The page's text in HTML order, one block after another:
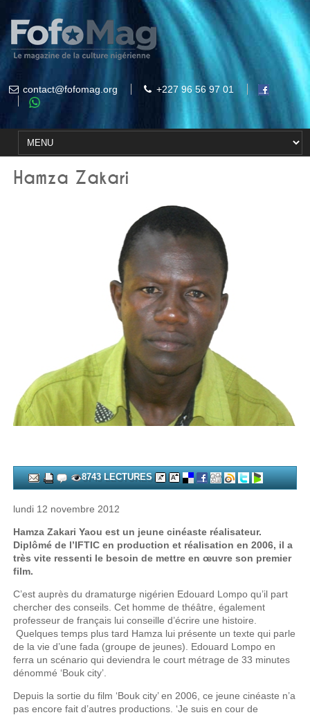
contact@fofomag.org +227 96 56 97 01
Hamza Zakari
8743 LECTURES
lundi 12 novembre 2012
Hamza Zakari Yaou est un jeune cinéaste réalisateur.
Diplômé de l’IFTIC en production et réalisation en 2006, il a
très vite ressenti le besoin de mettre en œuvre son premier
film.
C’est auprès du dramaturge nigérien Edouard Lompo qu’il part
chercher des conseils. Cet homme de théâtre, également
professeur de français lui conseille d’écrire une histoire.
Quelques temps plus tard Hamza lui présente un texte qui parle
de la vie d’une fada (groupe de jeunes). Edouard Lompo en
ferra un scénario qui deviendra le court métrage de 33 minutes
dénommé ‘Bouk city’.
Depuis la sortie du film ‘Bouk city’ en 2006, ce jeune cinéaste n’a
pas encore fait d’autres productions. ‘Je suis en cour de